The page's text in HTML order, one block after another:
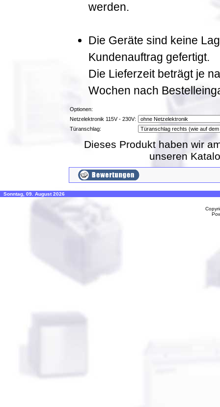
werden.
Die Geräte sind keine
Kundenauftrag gefertigt.
Die Lieferzeit beträgt je
Wochen nach
Optionen:
Netzelektronik 115V - 230V:
Türanschlag:
Dieses Produkt haben wir
unseren
Sonntag, 09. August 2026